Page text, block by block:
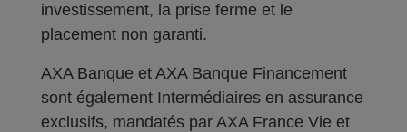
investissement, la prise ferme et le
placement non garanti.
AXA Banque et AXA Banque Financement
sont également Intermédiaires en assurance
exclusifs, mandatés par AXA France Vie et